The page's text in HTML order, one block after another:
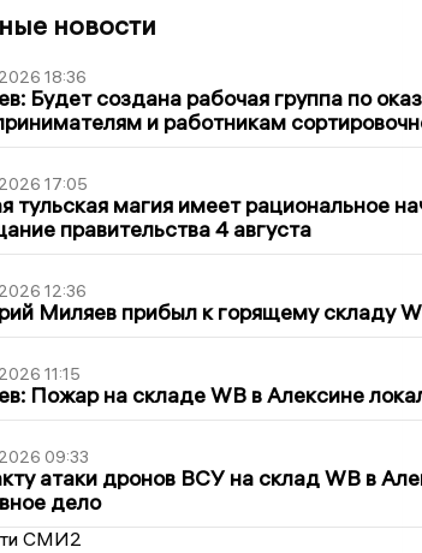
новости
18:36
Будет создана рабочая группа по
и работникам
17:05
тульская магия имеет рациональное
правительства 4 августа
12:36
Миляев прибыл к горящему складу
11:15
Пожар на складе WB в Алексине
09:33
атаки дронов ВСУ на склад WB в
дело
СМИ2